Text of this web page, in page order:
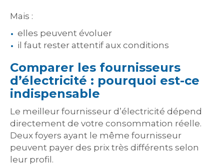
Mais :
elles peuvent évoluer
il faut rester attentif aux conditions
Comparer les fournisseurs
d’électricité : pourquoi est-ce
indispensable
Le meilleur fournisseur d’électricité dépend
directement de votre consommation réelle.
Deux foyers ayant le même fournisseur
peuvent payer des prix très différents selon
leur profil.